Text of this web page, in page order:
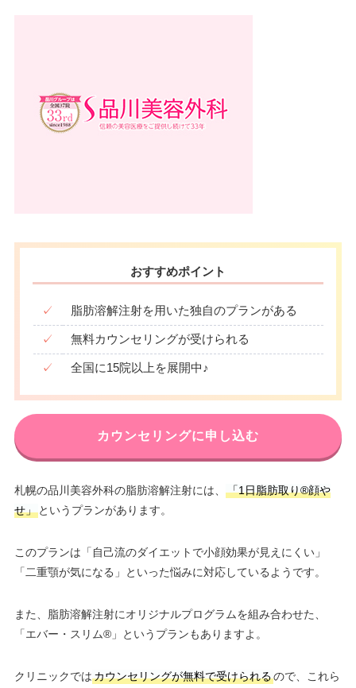
おすすめポイント
✓ 脂肪溶解注射を用いた独自のプランがある
✓ 無料カウンセリングが受けられる
✓ 全国に15院以上を展開中♪
カウンセリングに申し込む
札幌の品川美容外科の脂肪溶解注射には、
「1日脂肪取り®顔や
せ」というプランがあります。
このプランは「自己流のダイエットで小顔効果が見えにくい」
「二重顎が気になる」といった悩みに対応しているようです。
また、脂肪溶解注射にオリジナルプログラムを組み合わせた、
「エバー・スリム®」というプランもありますよ。
クリニックではカウンセリングが無料で受けられるので、これら